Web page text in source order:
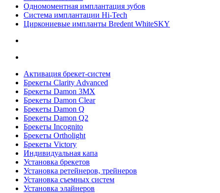
Одномоментная имплантация зубов
Система имплантации Hi-Tech
Циркониевые импланты Bredent WhiteSKY
Активация брекет-систем
Брекеты Clarity Advanced
Брекеты Damon 3MX
Брекеты Damon Clear
Брекеты Damon Q
Брекеты Damon Q2
Брекеты Incognito
Брекеты Ortholight
Брекеты Victory
Индивидуальная капа
Установка брекетов
Установка ретейнеров, трейнеров
Установка съемных систем
Установка элайнеров